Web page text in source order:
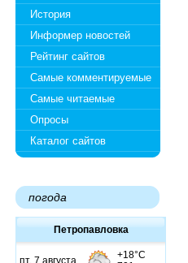
История
Информер новостей
Рейтинг сайтов
Самые комментируемые
Самые читаемые
Опросы
Каталог сайтов
погода
Петропавловка